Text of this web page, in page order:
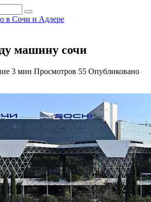
в Сочи и Адлере
машину сочи
3 мин Просмотров 55 Опубликовано